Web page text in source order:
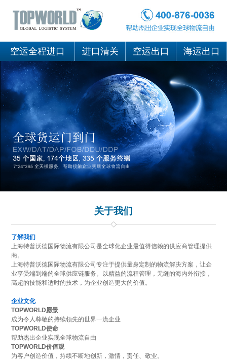
空运全程进口 进口清关 空运出口 海运出口
关于我们
了解我们
上海特普沃德国际物流有限公司是全球化企业最值得信赖的供应商管理提供
商。
上海特普沃德国际物流有限公司专注于提供量身定制的物流解决方案，让企
业享受端到端的全球供应链服务。以精益的流程管理，无缝的海内外衔接，
高超的技能和适时的技术，为企业创造更大的价值。
企业文化
TOPWORLD愿景
成为令人尊敬的持续领先的世界一流企业
TOPWORLD使命
帮助杰出企业实现全球物流自由
TOPWORLD价值观
为客户创造价值，持续不断地创新，激情，责任、敬业。